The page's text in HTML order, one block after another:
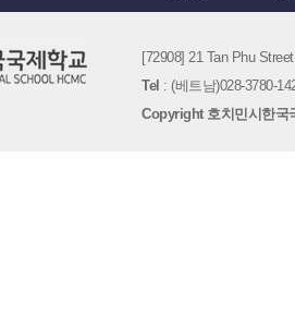
[72908] 21 Tan Phu
Tel : (베트남)028-3780-
Copyright 호치민시한국